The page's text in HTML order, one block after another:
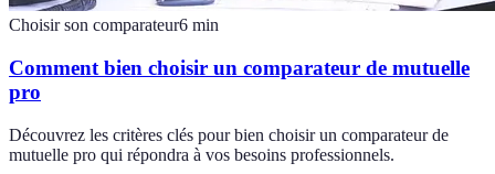
Choisir son comparateur6 min
Comment bien choisir un comparateur de mutuelle
pro
Découvrez les critères clés pour bien choisir un comparateur de
mutuelle pro qui répondra à vos besoins professionnels.